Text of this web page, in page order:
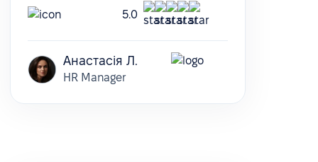
5.0
Анастасія Л.
HR Manager